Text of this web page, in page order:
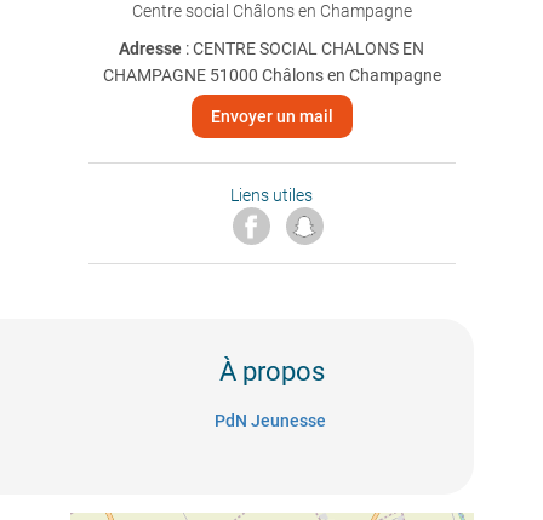
Centre social Châlons en Champagne
Adresse : CENTRE SOCIAL CHALONS EN
CHAMPAGNE 51000 Châlons en Champagne
Envoyer un mail
Liens utiles
À propos
PdN Jeunesse